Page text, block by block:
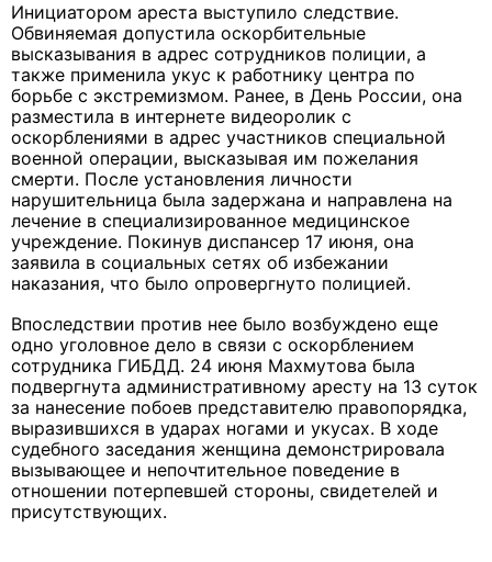
Инициатором ареста выступило следствие.
Обвиняемая допустила оскорбительные
высказывания в адрес сотрудников полиции, а
также применила укус к работнику центра по
борьбе с экстремизмом. Ранее, в День России, она
разместила в интернете видеоролик с
оскорблениями в адрес участников специальной
военной операции, высказывая им пожелания
смерти. После установления личности
нарушительница была задержана и направлена на
лечение в специализированное медицинское
учреждение. Покинув диспансер 17 июня, она
заявила в социальных сетях об избежании
наказания, что было опровергнуто полицией.
Впоследствии против нее было возбуждено еще
одно уголовное дело в связи с оскорблением
сотрудника ГИБДД. 24 июня Махмутова была
подвергнута административному аресту на 13 суток
за нанесение побоев представителю правопорядка,
выразившихся в ударах ногами и укусах. В ходе
судебного заседания женщина демонстрировала
вызывающее и непочтительное поведение в
отношении потерпевшей стороны, свидетелей и
присутствующих.